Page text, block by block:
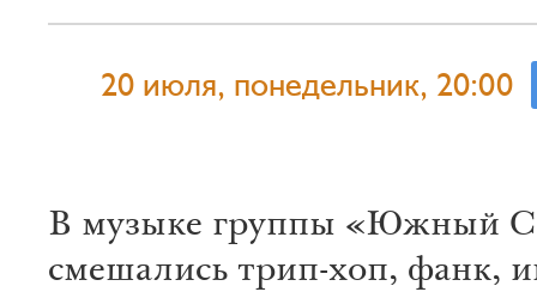
20 июля, понедельник, 20:00
В музыке группы «Южный
смешались трип-хоп, фанк,